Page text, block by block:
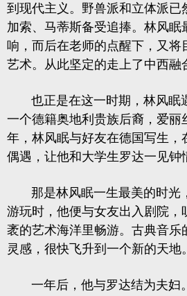
到现代主义。野兽派和立体派已
加索、马蒂斯备受追捧。林风眠
响，而后在老师的点醒下，又将
艺术。从此坚定的走上了中西融
也正是在这一时期，林风眠
一个德籍奥地利贵族后裔，爱丽
年，林风眠与好友在德国写生，
偶遇，让他和大学生罗达一见钟
那是林风眠一生最美的时光
游玩时，他便与女友出入剧院，
袤的艺术海洋里畅游。古典音乐
灵感，很快飞升到一个新的天地。
一年后，他与罗达结为夫妇